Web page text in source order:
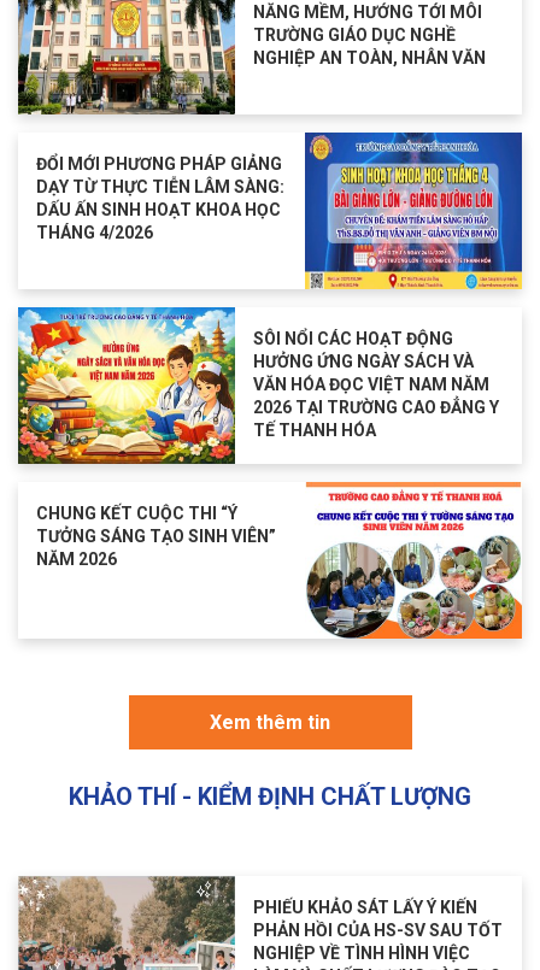
NĂNG MỀM, HƯỚNG TỚI MÔI
TRƯỜNG GIÁO DỤC NGHỀ
NGHIỆP AN TOÀN, NHÂN VĂN
ĐỔI MỚI PHƯƠNG PHÁP GIẢNG
DẠY TỪ THỰC TIỄN LÂM SÀNG:
DẤU ẤN SINH HOẠT KHOA HỌC
THÁNG 4/2026
SÔI NỔI CÁC HOẠT ĐỘNG
HƯỞNG ỨNG NGÀY SÁCH VÀ
VĂN HÓA ĐỌC VIỆT NAM NĂM
2026 TẠI TRƯỜNG CAO ĐẲNG Y
TẾ THANH HÓA
CHUNG KẾT CUỘC THI “Ý
TƯỞNG SÁNG TẠO SINH VIÊN”
NĂM 2026
Xem thêm tin
KHẢO THÍ - KIỂM ĐỊNH CHẤT LƯỢNG
PHIẾU KHẢO SÁT LẤY Ý KIẾN
PHẢN HỒI CỦA HS-SV SAU TỐT
NGHIỆP VỀ TÌNH HÌNH VIỆC